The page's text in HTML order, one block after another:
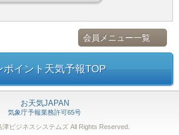
会員メニュー一覧
ポイント天気予報TOP
お天気JAPAN
気象庁予報業務許可65号
ビジネスシステムズ All Rights Reserved.